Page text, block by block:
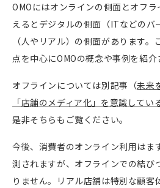
OMOにはオンラインの側面とオフ
えるとデジタルの側面（ITなどのバ
（人やリアル）の側面があります
点を中心にOMOの概念や事例を紹介
オフラインについては別記事（未来
「店舗のメディア化」を意識している
是非そちらもご覧ください。
今後、消費者のオンライン利用はま
測されますが、オフラインでの結び
りません。リアル店舗は特別な顧客